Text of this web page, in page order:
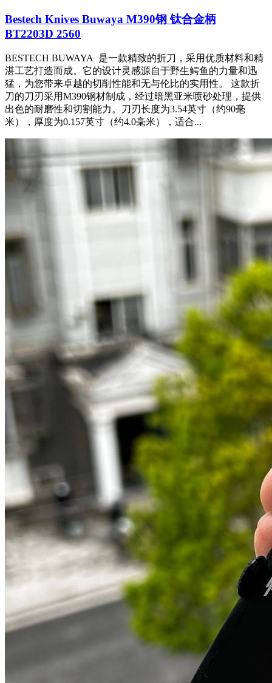
Bestech Knives Buwaya M390钢 钛合金柄
BT2203D 2560
BESTECH BUWAYA 是一款精致的折刀，采用优质材料和精
湛工艺打造而成。它的设计灵感源自于野生鳄鱼的力量和迅
猛，为您带来卓越的切削性能和无与伦比的实用性。 这款折
刀的刀刃采用M390钢材制成，经过暗黑亚米喷砂处理，提供
出色的耐磨性和切割能力。刀刃长度为3.54英寸（约90毫
米），厚度为0.157英寸（约4.0毫米），适合...